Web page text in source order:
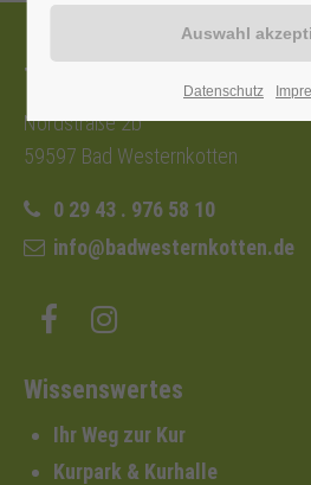
Tourist-Information
Nordstraße 2b
59597 Bad Westernkotten
0 29 43 . 976 58 10
info@badwesternkotten.de
Wissenswertes
Ihr Weg zur Kur
Kurpark & Kurhalle
Datenschutz